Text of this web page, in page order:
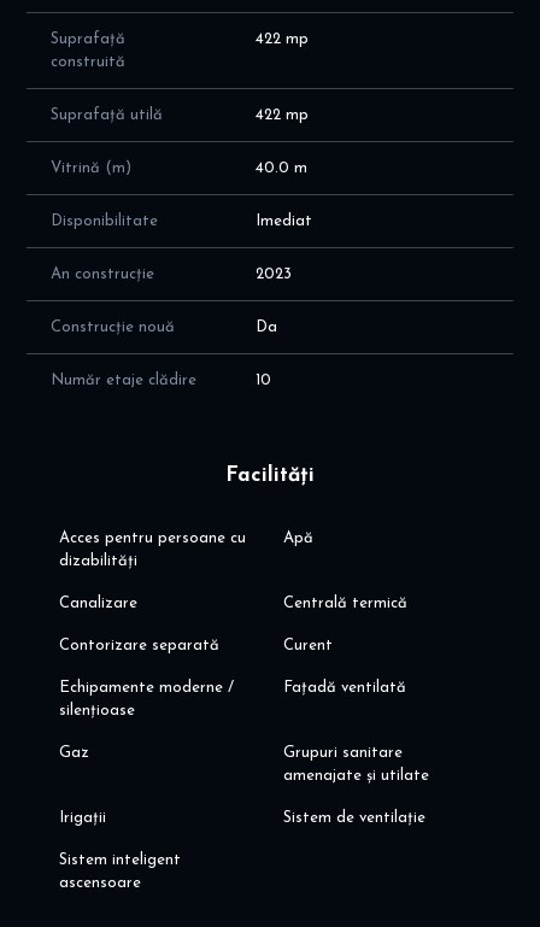
capitală: Pipera, Aviatiei, Aurel Vlaicu, Barbu Vacarescu
- in proximitatea multor cartiere rezidentiale din Pipera si Aviatiei
- paza complex 24/7; 3 cai de acces in complex cu bariera; acces
securizat in complex
- conectare rapida cu Pipera, Aviatiei, Aurel Vlaicu, Barbu
Vacarescu, Floreasca
- acces facil A3 si centura Bucuresti
Facilitati Complex Cortina North:
comunitate moderna si activa
- zone verzi amenajate conform unui plan peisagistic integrat
ventilata, tavan Barissol, usi Filomuro
- banda de alrgat de 1,5 km
Va invit sa programati o vizionare!
Suprafață
construită
422 mp
Suprafață utilă 422 mp
Vitrină (m) 40.0 m
Disponibilitate Imediat
An construcție 2023
Construcție nouă Da
Număr etaje clădire 10
Facilități
Acces pentru persoane cu
dizabilități
Apă
Canalizare Centrală termică
Contorizare separată Curent
Echipamente moderne /
silențioase
Fațadă ventilată
Gaz
Grupuri sanitare
amenajate și utilate
Irigații Sistem de ventilație
Sistem inteligent
ascensoare